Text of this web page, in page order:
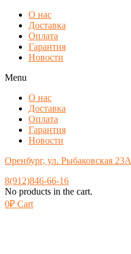
О нас
Доставка
Оплата
Гарантия
Новости
Menu
О нас
Доставка
Оплата
Гарантия
Новости
Оренбург, ул. Рыбаковская 23А
8(912)846-66-16
No products in the cart.
0₽ Cart